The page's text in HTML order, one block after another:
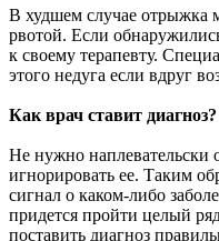
В худшем случае отрыжка
рвотой. Если
к своему терапевту.
этого недуга если вдруг
Как врач ставит диагноз?
Не нужно наплевательски
игнорировать ее. Таким
сигнал о каком-либо
придется пройти целый
поставить диагноз